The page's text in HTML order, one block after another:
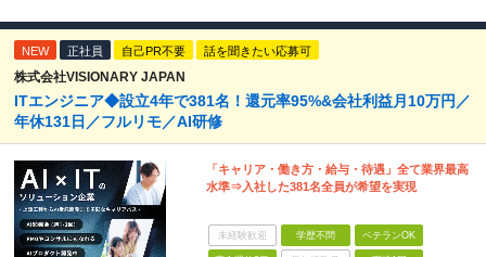
NEW 正社員 自己PR不要 話を聞きたい応募可
株式会社VISIONARY JAPAN
ITエンジニア◆設立4年で381名！還元率95%&会社利益月10万円／
年休131日／フルリモ／AI研修
「キャリア・働き方・給与・待遇」全て業界最高
水準⇒入社した381名全員が希望を実現
未経験歓迎 学歴不問 ベテランOK